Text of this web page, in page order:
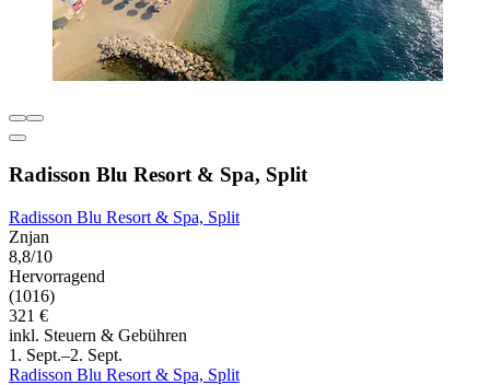
Radisson Blu Resort & Spa, Split
Radisson Blu Resort & Spa, Split
Znjan
8,8/10
Hervorragend
(1016)
321 €
inkl. Steuern & Gebühren
1. Sept.–2. Sept.
Radisson Blu Resort & Spa, Split